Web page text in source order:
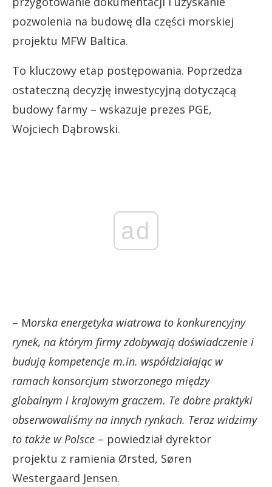
pozwolenia na budowę dla części morskiej
projektu MFW Baltica.
To kluczowy etap postępowania. Poprzedza
ostateczną decyzję inwestycyjną dotyczącą
budowy farmy – wskazuje prezes PGE,
Wojciech Dąbrowski.
ad
– Morska energetyka wiatrowa to konkurencyjny
rynek, na którym firmy zdobywają doświadczenie i
budują kompetencje m.in. współdziałając w
ramach konsorcjum stworzonego między
globalnym i krajowym graczem. Te dobre praktyki
obserwowaliśmy na innych rynkach. Teraz widzimy
to także w Polsce – powiedział dyrektor
projektu z ramienia Ørsted, Søren
Westergaard Jensen.